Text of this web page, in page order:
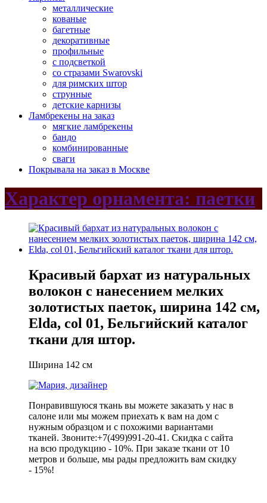
металлические
кованые
багетные
декоративные
профильные
с подсветкой
со стразами Swarovski
для римских штор
струнные
детские карнизы
Ламбрекены на заказ
мягкие ламбрекены
бандо
комбинированные
сваги
Покрывала на заказ в Москве
Характер орнамента: паетки
Красивый бархат из натуральных
волокон с нанесением мелких
золотистых паеток, ширина 142 см,
Elda, col 01, Бельгийский каталог
ткани для штор.
Ширина 142 см
Понравившуюся ткань вы можете заказать у нас в
салоне или мы можем приехать к вам на дом с
нужным образцом и с похожими вариантами
тканей. Звоните:+7(499)991-20-41. Скидка с сайта
на всю продукцию - 10%. При заказе ткани от 10
метров и больше, мы рады предложить вам скидку
- 15%!